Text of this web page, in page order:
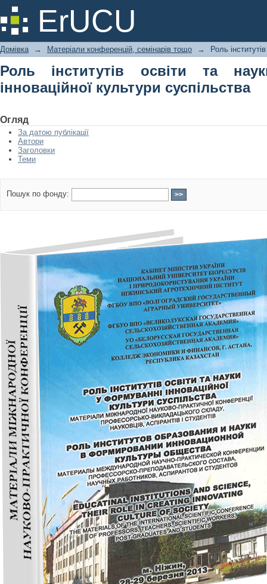
ErUCU
Роль інститутів освіти та
суспільства
Домівка → Матеріали конференцій, семінарів тощо → Роль
Роль інститутів освіти та
інноваційної культури суспільства
Огляд
За датою публікації
Автори
Заголовки
Теми
Пошук по фонду: